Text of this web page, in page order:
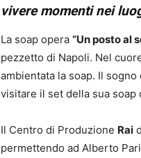
vivere momenti nei
La soap opera “Un posto al
pezzetto di Napoli. Nel
ambientata la soap. Il
visitare il set della sua
Il Centro di Produzione Rai
permettendo ad Alberto